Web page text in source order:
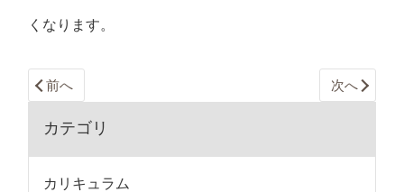
くなります。
前へ 次へ
カテゴリ
カリキュラム